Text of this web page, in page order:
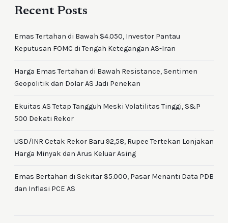
Recent Posts
Emas Tertahan di Bawah $4.050, Investor Pantau
Keputusan FOMC di Tengah Ketegangan AS-Iran
Harga Emas Tertahan di Bawah Resistance, Sentimen
Geopolitik dan Dolar AS Jadi Penekan
Ekuitas AS Tetap Tangguh Meski Volatilitas Tinggi, S&P
500 Dekati Rekor
USD/INR Cetak Rekor Baru 92,58, Rupee Tertekan Lonjakan
Harga Minyak dan Arus Keluar Asing
Emas Bertahan di Sekitar $5.000, Pasar Menanti Data PDB
dan Inflasi PCE AS